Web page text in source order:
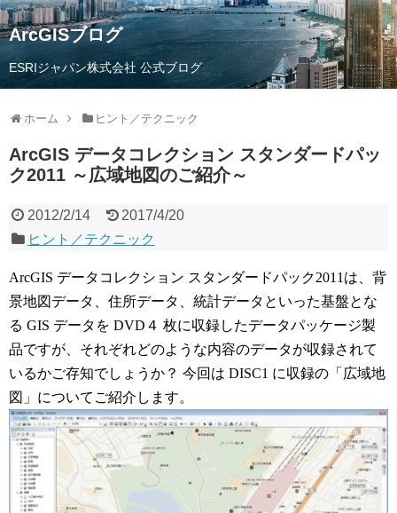
ArcGISブログ
ESRIジャパン株式会社 公式ブログ
ホーム ヒント／テクニック
ArcGIS データコレクション スタンダードパッ
ク2011 ～広域地図のご紹介～
2012/2/14
2017/4/20
ヒント／テクニック
ArcGIS データコレクション スタンダードパック2011は、背
景地図データ、住所データ、統計データといった基盤とな
る GIS データを DVD４ 枚に収録したデータパッケージ製
品ですが、それぞれどのような内容のデータが収録されて
いるかご存知でしょうか？ 今回は DISC1 に収録の「広域地
図」についてご紹介します。